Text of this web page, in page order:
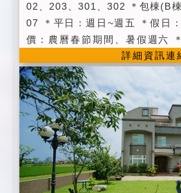
02、203、301、302 ＊包棟(B
07 ＊平日：週日~週五 ＊假日
價：農曆春節期間、暑假週六
(中、西式)。 ＊附設寬敞停車空
設備使用。 ＊提供宜蘭旅遊資
舟，請電洽安農溪泛舟協會
15：00以後 , Check out於11：
提供證件。 ＊加人部分請參考
服務品質不減哦！），三歲以下
限)。 ＊可採電話預約、線上訂
房後請以電話確認並按照預約
心 準備。 ＊為維護各位朋友之
詳細資訊連